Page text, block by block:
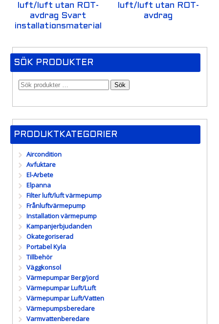
luft/luft utan ROT-
avdrag Svart
installationsmaterial
luft/luft utan ROT-
avdrag
SÖK PRODUKTER
Sök
PRODUKTKATEGORIER
Aircondition
Avfuktare
El-Arbete
Elpanna
Filter luft/luft värmepump
Frånluftvärmepump
Installation värmepump
Kampanjerbjudanden
Okategoriserad
Portabel Kyla
Tillbehör
Väggkonsol
Värmepumpar Berg/jord
Värmepumpar Luft/Luft
Värmepumpar Luft/Vatten
Värmepumpsberedare
Varmvattenberedare